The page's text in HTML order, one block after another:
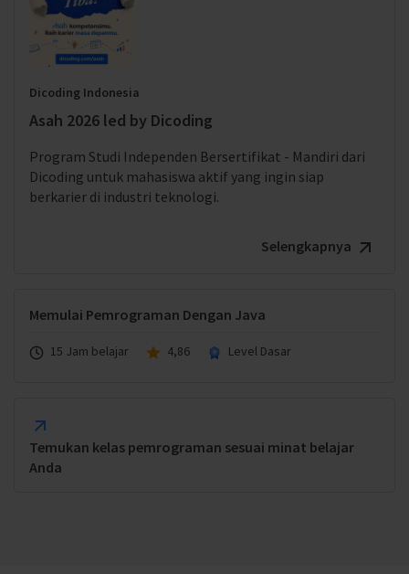
Dicoding Indonesia
Asah 2026 led by Dicoding
Program Studi Independen Bersertifikat - Mandiri dari
Dicoding untuk mahasiswa aktif yang ingin siap
berkarier di industri teknologi.
Selengkapnya
Memulai Pemrograman Dengan Java
15 Jam belajar 4,86 Level Dasar
Temukan kelas pemrograman sesuai minat belajar
Anda